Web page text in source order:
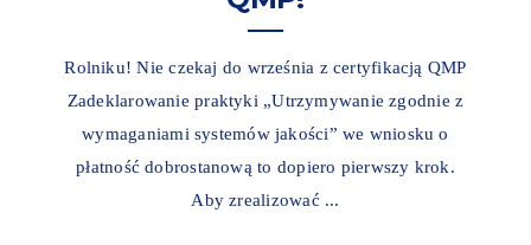
Rolniku! Nie czekaj do września z certyfikacją QMP
Zadeklarowanie praktyki „Utrzymywanie zgodnie z
wymaganiami systemów jakości” we wniosku o
płatność dobrostanową to dopiero pierwszy krok.
Aby zrealizować ...